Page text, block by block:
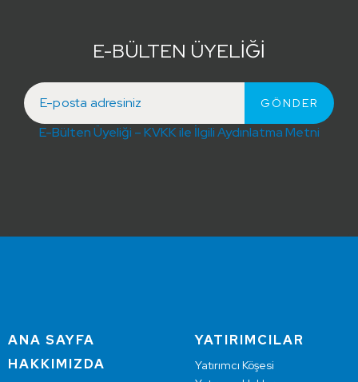
E-BÜLTEN ÜYELİĞİ
E-Bülten Üyeliği – KVKK ile İlgili Aydınlatma Metni
ANA SAYFA
HAKKIMIZDA
YATIRIMCILAR
Yatırımcı Köşesi